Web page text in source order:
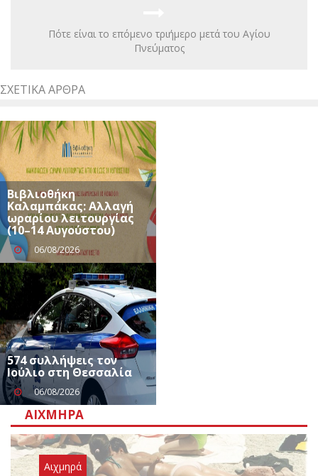
Πότε είναι το επόμενο τριήμερο μετά του Αγίου
Πνεύματος
ΣΧΕΤΙΚΆ ΆΡΘΡΑ
Βιβλιοθήκη
Καλαμπάκας: Αλλαγή
ωραρίου λειτουργίας
(10–14 Αυγούστου)
06/08/2026
574 συλλήψεις τον
Ιούλιο στη Θεσσαλία
06/08/2026
ΑΙΧΜΗΡΆ
Αιχμηρά